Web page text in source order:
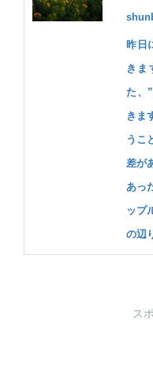
昨日
きま
た、
きま
うこ
差が
あっ
ップ
の辺
ス